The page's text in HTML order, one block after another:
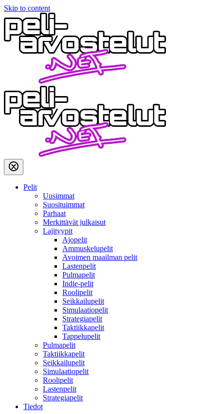
Skip to content
Pelit
Uusimmat
Suosituimmat
Parhaat
Merkittävät julkaisut
Lajityypit
Ajopelit
Ammuskelupelit
Avoimen maailman pelit
Lastenpelit
Pulmapelit
Indie-pelit
Roolipelit
Seikkailupelit
Simulaatiopelit
Strategiapelit
Taktiikkapelit
Tappelupelit
Pulmapelit
Taktiikkapelit
Seikkailupelit
Simulaatiopelit
Roolipelit
Lastenpelit
Strategiapelit
Tiedot